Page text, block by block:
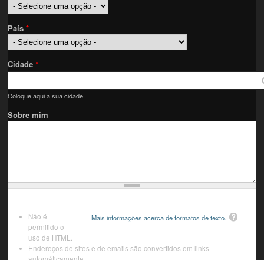
País*
Cidade*
Coloque aqui a sua cidade.
Sobre mim
Mais informações acerca de formatos de texto.
Não é
permitido o
uso de HTML.
Endereços de sites e de emails são convertidos em links